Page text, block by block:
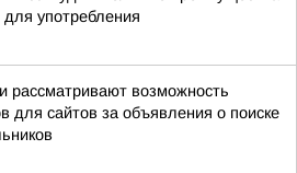
употребления
рассматривают возможность
для сайтов за объявления о поиске